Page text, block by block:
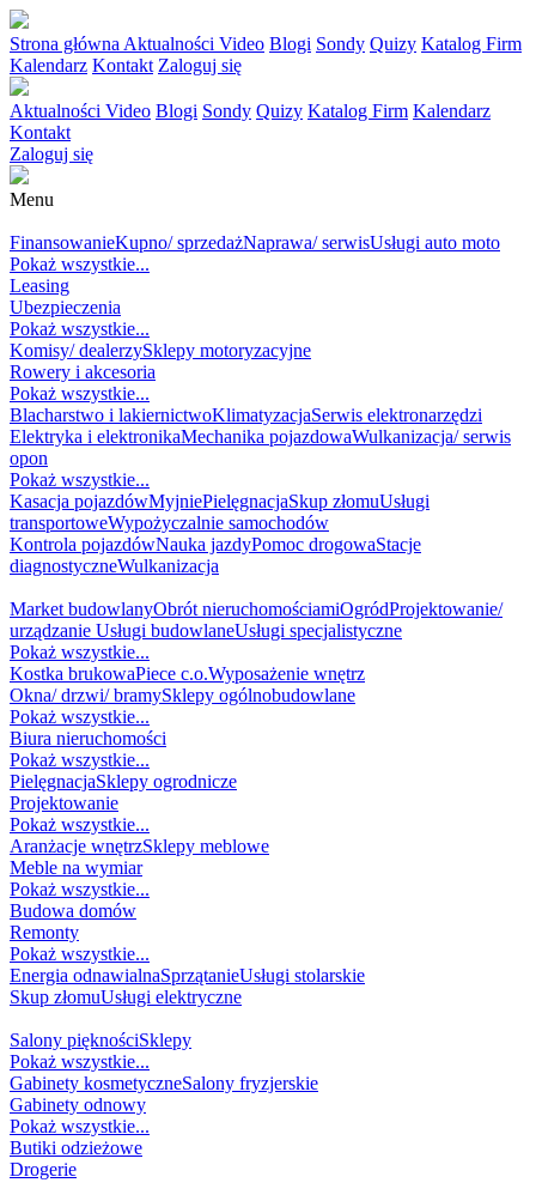
Strona główna Aktualności Video Blogi Sondy Quizy Katalog Firm
Kalendarz Kontakt Zaloguj się
Aktualności Video Blogi Sondy Quizy Katalog Firm Kalendarz
Kontakt
Zaloguj się
Menu
FinansowanieKupno/ sprzedażNaprawa/ serwisUsługi auto moto
Pokaż wszystkie...
Leasing
Ubezpieczenia
Pokaż wszystkie...
Komisy/ dealerzySklepy motoryzacyjne
Rowery i akcesoria
Pokaż wszystkie...
Blacharstwo i lakiernictwoKlimatyzacjaSerwis elektronarzędzi
Elektryka i elektronikaMechanika pojazdowaWulkanizacja/ serwis
opon
Pokaż wszystkie...
Kasacja pojazdówMyjniePielęgnacjaSkup złomuUsługi
transportoweWypożyczalnie samochodów
Kontrola pojazdówNauka jazdyPomoc drogowaStacje
diagnostyczneWulkanizacja
Market budowlanyObrót nieruchomościamiOgródProjektowanie/
urządzanie Usługi budowlaneUsługi specjalistyczne
Pokaż wszystkie...
Kostka brukowaPiece c.o.Wyposażenie wnętrz
Okna/ drzwi/ bramySklepy ogólnobudowlane
Pokaż wszystkie...
Biura nieruchomości
Pokaż wszystkie...
PielęgnacjaSklepy ogrodnicze
Projektowanie
Pokaż wszystkie...
Aranżacje wnętrzSklepy meblowe
Meble na wymiar
Pokaż wszystkie...
Budowa domów
Remonty
Pokaż wszystkie...
Energia odnawialnaSprzątanieUsługi stolarskie
Skup złomuUsługi elektryczne
Salony pięknościSklepy
Pokaż wszystkie...
Gabinety kosmetyczneSalony fryzjerskie
Gabinety odnowy
Pokaż wszystkie...
Butiki odzieżowe
Drogerie